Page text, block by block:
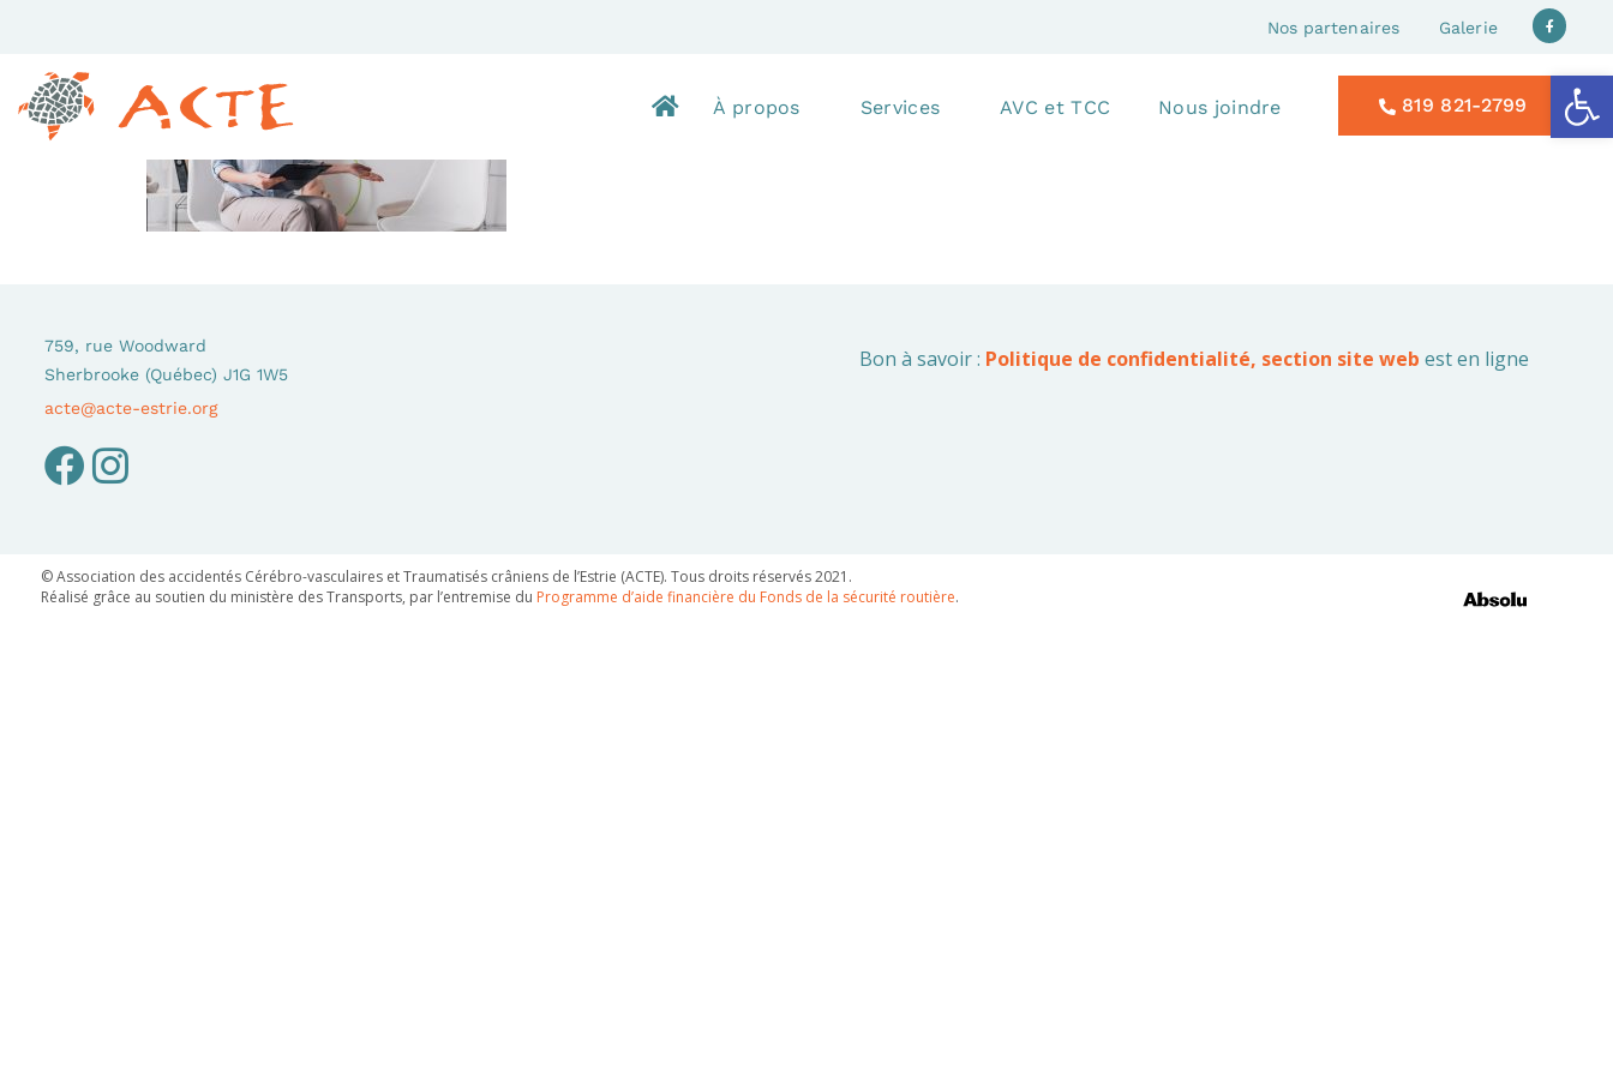
Ouvrir
Nos partenaires Galerie
À propos Services AVC et TCC Nous joindre 819 821-2799
759, rue Woodward
Sherbrooke (Québec) J1G 1W5
acte@acte-estrie.org
Bon à savoir : Politique de confidentialité, section site web est en ligne
© Association des accidentés Cérébro-vasculaires et Traumatisés crâniens de l’Estrie (ACTE). Tous droits réservés 2021.
Réalisé grâce au soutien du ministère des Transports, par l’entremise du Programme d’aide financière du Fonds de la sécurité routière.